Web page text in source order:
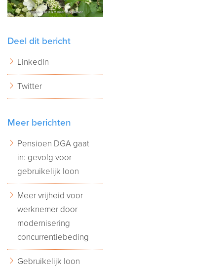
Deel dit bericht
LinkedIn
Twitter
Meer berichten
Pensioen DGA gaat
in: gevolg voor
gebruikelijk loon
Meer vrijheid voor
werknemer door
modernisering
concurrentiebeding
Gebruikelijk loon